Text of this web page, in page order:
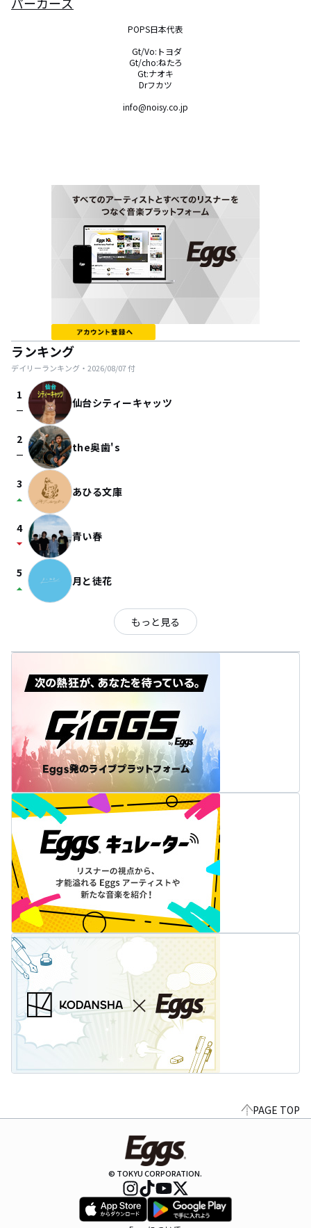
POPS日本代表
Gt/cho:ねたろ
Gt:ナオキ
Drフカツ
info@noisy.co.jp
ランキング
デイリーランキング・ 2026/08/07付
1
check_indeterminate_small 仙台シティーキャッツ
2
check_indeterminate_small the奥歯's
3
arrow_drop_up あひる文庫
4
arrow_drop_down 青い春
5
arrow_drop_up 月と徒花
もっと見る
PAGE TOP
© TOKYU CORPORATION.